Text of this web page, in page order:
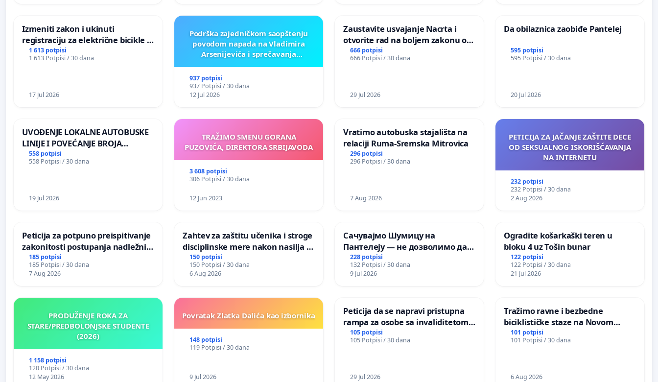
Izmeniti zakon i ukinuti
registraciju za električne bicikle i
skutere do 250W
1 613 potpisi
1 613 Potpisi / 30 dana
17 Jul 2026
Podrška zajedničkom saopštenju
povodom napada na Vladimira
Arsenijevića i sprečavanja
937 potpisi
937 Potpisi / 30 dana
12 Jul 2026
Zaustavite usvajanje Nacrta i
otvorite rad na boljem zakonu o
dobrobiti životinja
666 potpisi
666 Potpisi / 30 dana
29 Jul 2026
Da obilaznica zaobiđe Pantelej
595 potpisi
595 Potpisi / 30 dana
20 Jul 2026
UVOĐENJE LOKALNE AUTOBUSKE
LINIJE I POVEĆANJE BROJA
POLAZAKA BG VOZA ZA NASELJA
LEVE OBALE DUNAVA
558 potpisi
558 Potpisi / 30 dana
19 Jul 2026
TRAŽIMO SMENU GORANA
PUZOVIĆA, DIREKTORA SRBIJAVODA
3 608 potpisi
306 Potpisi / 30 dana
12 Jun 2023
Vratimo autobuska stajališta na
relaciji Ruma-Sremska Mitrovica
296 potpisi
296 Potpisi / 30 dana
7 Aug 2026
PETICIJA ZA JAČANJE ZAŠTITE DECE
OD SEKSUALNOG ISKORIŠĆAVANJA
NA INTERNETU
232 potpisi
232 Potpisi / 30 dana
2 Aug 2026
Peticija za potpuno preispitivanje
zakonitosti postupanja nadležnih
institucija povodom događaja u
osnovnoj školi “Tatomir Anđelić”
u Mrčajevcima
185 potpisi
185 Potpisi / 30 dana
7 Aug 2026
Zahtev za zaštitu učenika i stroge
disciplinske mere nakon nasilja u
školi
150 potpisi
150 Potpisi / 30 dana
6 Aug 2026
Сачувајмо Шумицу на
Пантелеју — не дозволимо да
последња зелена површина у
Мавровској постане депонија
228 potpisi
132 Potpisi / 30 dana
9 Jul 2026
Ogradite košarkaški teren u
bloku 4 uz Tošin bunar
122 potpisi
122 Potpisi / 30 dana
21 Jul 2026
PRODUŽENJE ROKA ZA
STARE/PREDBOLONJSKE STUDENTE
(2026)
1 158 potpisi
120 Potpisi / 30 dana
12 May 2026
Povratak Zlatka Dalića kao izbornika
148 potpisi
119 Potpisi / 30 dana
9 Jul 2026
Peticija da se napravi pristupna
rampa za osobe sa invaliditetom
na nadvoznjaku u ulici Filip Kljajic
u Kragujevcu
105 potpisi
105 Potpisi / 30 dana
29 Jul 2026
Tražimo ravne i bezbedne
biciklističke staze na Novom
Beogradu
101 potpisi
101 Potpisi / 30 dana
6 Aug 2026